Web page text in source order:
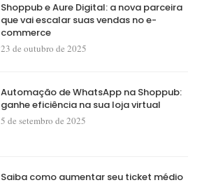
Shoppub e Aure Digital: a nova parceira
que vai escalar suas vendas no e-
commerce
23 de outubro de 2025
Automação de WhatsApp na Shoppub:
ganhe eficiência na sua loja virtual
5 de setembro de 2025
Saiba como aumentar seu ticket médio